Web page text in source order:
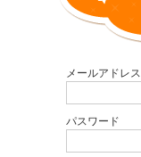
メールアドレス
パスワード